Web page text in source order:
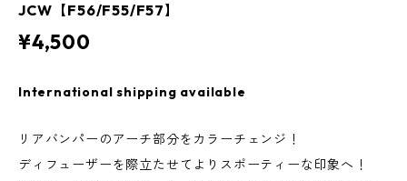
JCW【F56/F55/F57】
¥4,500
International shipping available
リアバンパーのアーチ部分をカラーチェンジ！
ディフューザーを際立たせてよりスポーティーな印象へ！